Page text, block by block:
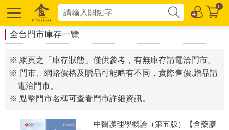
0
全台門市庫存一覽
※ 網頁之「庫存狀態」僅供參考，有無庫存請電洽門市。
※ 門市、網路價格及贈品可能略有不同，實際售價.贈品請
電洽門市。
※ 點擊門市名稱可查看門市詳細資訊。
中醫護理學概論（第五版）【含藥膳